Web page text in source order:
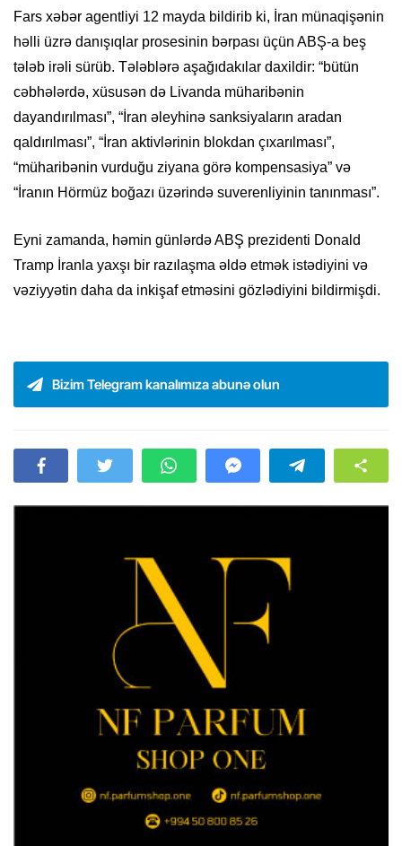
Fars xəbər agentliyi 12 mayda bildirib ki, İran münaqişənin
həlli üzrə danışıqlar prosesinin bərpası üçün ABŞ-a beş
tələb irəli sürüb. Tələblərə aşağıdakılar daxildir: “bütün
cəbhələrdə, xüsusən də Livanda müharibənin
dayandırılması”, “İran əleyhinə sanksiyaların aradan
qaldırılması”, “İran aktivlərinin blokdan çıxarılması”,
“müharibənin vurduğu ziyana görə kompensasiya” və
“İranın Hörmüz boğazı üzərində suverenliyinin tanınması”.
Eyni zamanda, həmin günlərdə ABŞ prezidenti Donald
Tramp İranla yaxşı bir razılaşma əldə etmək istədiyini və
vəziyyətin daha da inkişaf etməsini gözlədiyini bildirmişdi.
Bizim Telegram kanalımıza abunə olun